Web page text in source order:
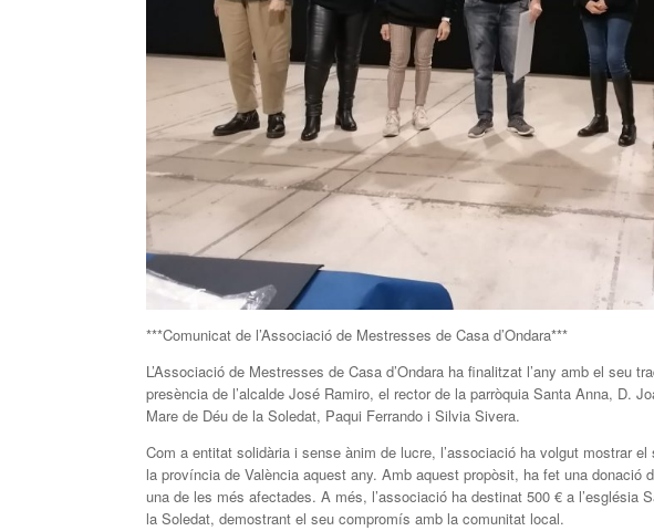
***Comunicat de l’Associació de Mestresses de Casa d’Ondara***
L’Associació de Mestresses de Casa d’Ondara ha finalitzat l’any amb el seu
presència de l’alcalde José Ramiro, el rector de la parròquia Santa Anna, D.
Mare de Déu de la Soledat, Paqui Ferrando i Silvia Sivera.
Com a entitat solidària i sense ànim de lucre, l’associació ha volgut mostrar
la província de València aquest any. Amb aquest propòsit, ha fet una donació
una de les més afectades. A més, l’associació ha destinat 500 € a l’església
la Soledat, demostrant el seu compromís amb la comunitat local.